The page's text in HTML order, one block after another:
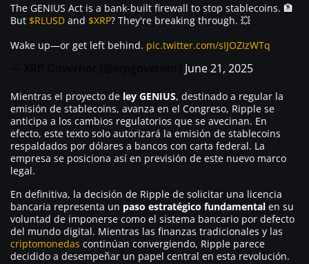
The GENIUS Act is a bank-built firewall to stop stablecoins. 🏦
But $RLUSD and $XRP? They're breaking through. 💥
Wake up—or get left behind. pic.twitter.com/sIJOZIzWTq
June 21, 2025
Mientras el proyecto de ley GENIUS, destinado a regular la
emisión de stablecoins, avanza en el Congreso, Ripple se
anticipa a los cambios regulatorios que se avecinan. En
efecto, este texto solo autorizará la emisión de stablecoins
respaldados por dólares a bancos con carta federal. La
empresa se posiciona así en previsión de este nuevo marco
legal.
En definitiva, la decisión de Ripple de solicitar una licencia
bancaria representa un paso estratégico fundamental en su
voluntad de imponerse como el sistema bancario por defecto
del mundo digital. Mientras las finanzas tradicionales y las
criptomonedas continúan convergiendo, Ripple parece
decidido a desempeñar un papel central en esta revolución.